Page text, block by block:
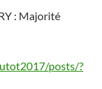
: Majorité
posts/?